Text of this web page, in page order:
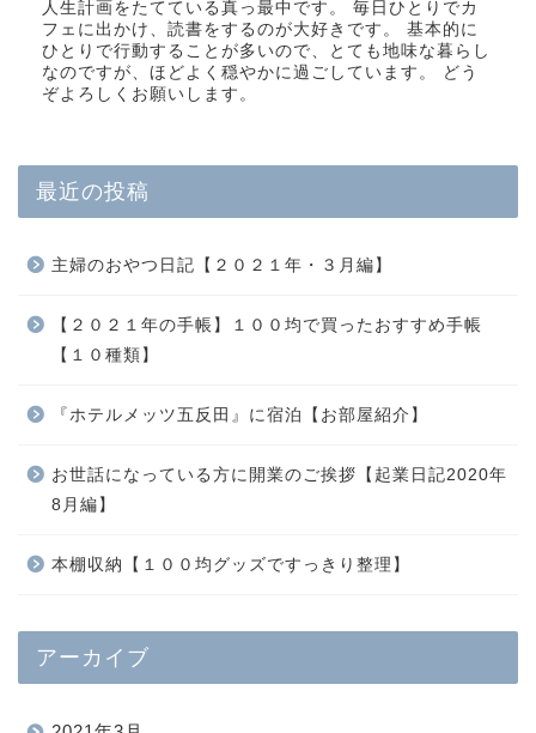
人生計画をたてている真っ最中です。 毎日ひとりでカ
フェに出かけ、読書をするのが大好きです。 基本的に
ひとりで行動することが多いので、とても地味な暮らし
なのですが、ほどよく穏やかに過ごしています。 どう
ぞよろしくお願いします。
最近の投稿
主婦のおやつ日記【２０２１年・３月編】
【２０２１年の手帳】１００均で買ったおすすめ手帳
【１０種類】
『ホテルメッツ五反田』に宿泊【お部屋紹介】
お世話になっている方に開業のご挨拶【起業日記2020年
8月編】
本棚収納【１００均グッズですっきり整理】
アーカイブ